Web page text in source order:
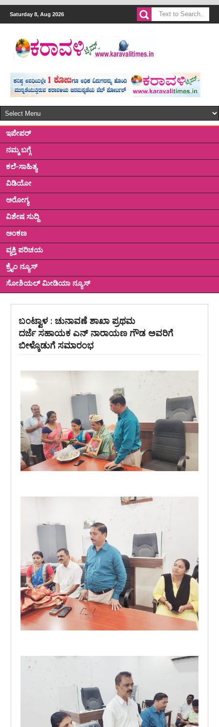
Saturday 8, Aug 2026
ಇಪೇಪರ್
ನಮ್ಮ ಬಗ್ಗೆ
ಕಲೆ-ಸಾಹಿತ್ಯ
ವಿಡಿಯೋ
ಅರೋಗ್ಯ
ವಿಶೇಷ ಸುದ್ದಿ
ಅಂಕಣ
ವ್ಯಕ್ತಿ ಪರಿಚಯ
ಕ್ರೈಂ ನ್ಯೂಸ್
ಸೋಶಿಯಲ್ ಮೀಡಿಯಾ ನ್ಯೂಸ್
ಬಂಟ್ವಾಳ : ಚುನಾವಣೆ ಶಾಖಾ ಪ್ರಥಮ
ದರ್ಜೆ ಸಹಾಯಕ ಎನ್ ನಾರಾಯಣ ಗೌಡ ಅವರಿಗೆ
ಬೀಳ್ಕೊಡುಗೆ ಸಮಾರಂಭ